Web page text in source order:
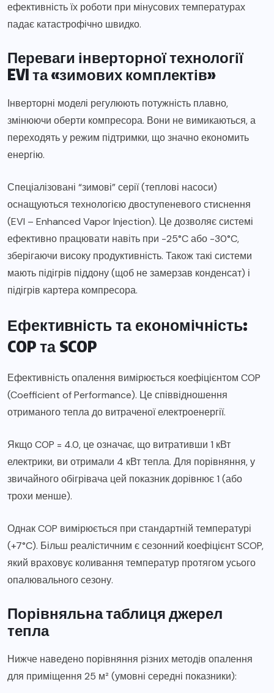
ефективність їх роботи при мінусових температурах
падає катастрофічно швидко.
Переваги інверторної технології
EVI та «зимових комплектів»
Інверторні моделі регулюють потужність плавно,
змінюючи оберти компресора. Вони не вимикаються, а
переходять у режим підтримки, що значно економить
енергію.
Спеціалізовані “зимові” серії (теплові насоси)
оснащуються технологією двоступеневого стиснення
(EVI – Enhanced Vapor Injection). Це дозволяє системі
ефективно працювати навіть при -25°C або -30°C,
зберігаючи високу продуктивність. Також такі системи
мають підігрів піддону (щоб не замерзав конденсат) і
підігрів картера компресора.
Ефективність та економічність:
COP та SCOP
Ефективність опалення вимірюється коефіцієнтом COP
(Coefficient of Performance). Це співвідношення
отриманого тепла до витраченої електроенергії.
Якщо COP = 4.0, це означає, що витративши 1 кВт
електрики, ви отримали 4 кВт тепла. Для порівняння, у
звичайного обігрівача цей показник дорівнює 1 (або
трохи менше).
Однак COP вимірюється при стандартній температурі
(+7°C). Більш реалістичним є сезонний коефіцієнт SCOP,
який враховує коливання температур протягом усього
опалювального сезону.
Порівняльна таблиця джерел
тепла
Нижче наведено порівняння різних методів опалення
для приміщення 25 м² (умовні середні показники):